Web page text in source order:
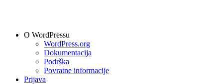
O WordPressu
WordPress.org
Dokumentacija
Podrška
Povratne informacije
Prijava